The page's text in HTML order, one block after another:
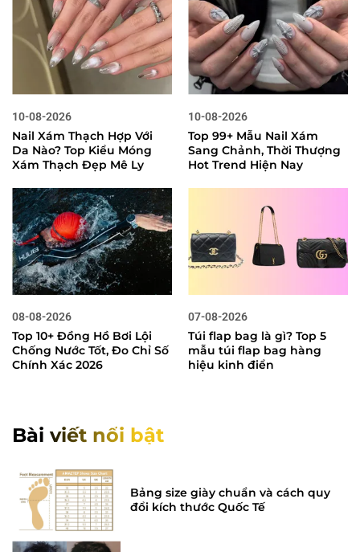
10-08-2026
Nail Xám Thạch Hợp Với
Da Nào? Top Kiểu Móng
Xám Thạch Đẹp Mê Ly
10-08-2026
Top 99+ Mẫu Nail Xám
Sang Chảnh, Thời Thượng
Hot Trend Hiện Nay
08-08-2026
Top 10+ Đồng Hồ Bơi Lội
Chống Nước Tốt, Đo Chỉ Số
Chính Xác 2026
07-08-2026
Túi flap bag là gì? Top 5
mẫu túi flap bag hàng
hiệu kinh điển
Bài viết nổi bật
Bảng size giày chuẩn và cách quy
đổi kích thước Quốc Tế